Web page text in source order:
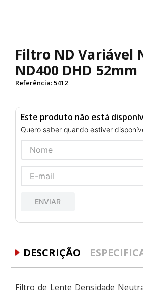
Filtro ND Variável
ND400 DHD 52mm
Referência:5412
Este produto não está
Quero saber quando estiver
ENVIAR
DESCRIÇÃO
Filtro de Lente Densidade